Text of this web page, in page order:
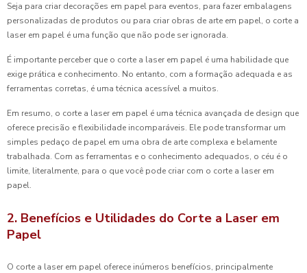
Seja para criar decorações em papel para eventos, para fazer embalagens
personalizadas de produtos ou para criar obras de arte em papel, o corte a
laser em papel é uma função que não pode ser ignorada.
É importante perceber que o corte a laser em papel é uma habilidade que
exige prática e conhecimento. No entanto, com a formação adequada e as
ferramentas corretas, é uma técnica acessível a muitos.
Em resumo, o corte a laser em papel é uma técnica avançada de design que
oferece precisão e flexibilidade incomparáveis. Ele pode transformar um
simples pedaço de papel em uma obra de arte complexa e belamente
trabalhada. Com as ferramentas e o conhecimento adequados, o céu é o
limite, literalmente, para o que você pode criar com o corte a laser em
papel.
2. Benefícios e Utilidades do Corte a Laser em
Papel
O corte a laser em papel oferece inúmeros benefícios, principalmente